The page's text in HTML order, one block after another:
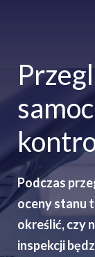
Podczas
oceny stanu
określić, czy
inspekcji